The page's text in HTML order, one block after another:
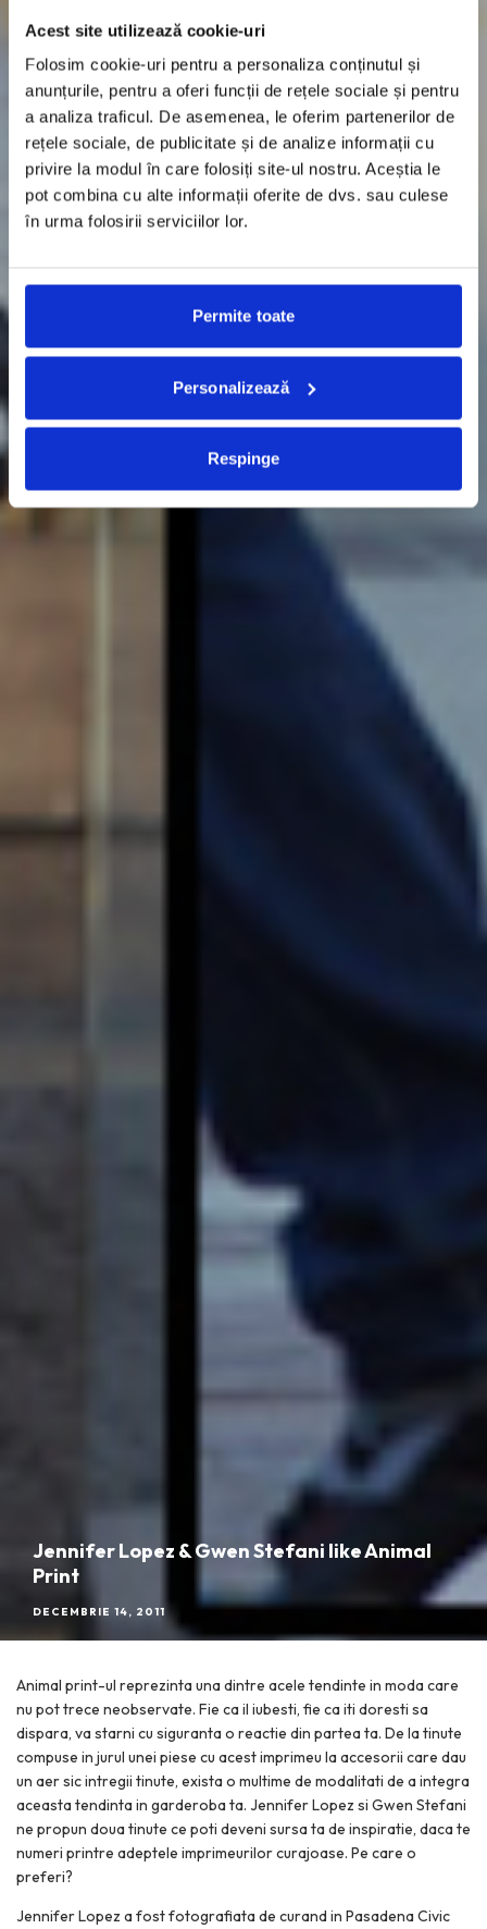
Acest site utilizează cookie-uri
Folosim cookie-uri pentru a personaliza conținutul și
anunțurile, pentru a oferi funcții de rețele sociale și pentru
a analiza traficul. De asemenea, le oferim partenerilor de
rețele sociale, de publicitate și de analize informații cu
privire la modul în care folosiți site-ul nostru. Aceștia le
pot combina cu alte informații oferite de dvs. sau culese
în urma folosirii serviciilor lor.
Permite toate
Personalizează
Respinge
Jennifer Lopez & Gwen Stefani like Animal
Print
DECEMBRIE 14, 2011
Animal print-ul reprezinta una dintre acele tendinte in moda care
nu pot trece neobservate. Fie ca il iubesti, fie ca iti doresti sa
dispara, va starni cu siguranta o reactie din partea ta. De la tinute
compuse in jurul unei piese cu acest imprimeu la accesorii care dau
un aer sic intregii tinute, exista o multime de modalitati de a integra
aceasta tendinta in garderoba ta. Jennifer Lopez si Gwen Stefani
ne propun doua tinute ce poti deveni sursa ta de inspiratie, daca te
numeri printre adeptele imprimeurilor curajoase. Pe care o
preferi?
Jennifer Lopez a fost fotografiata de curand in Pasadena Civic